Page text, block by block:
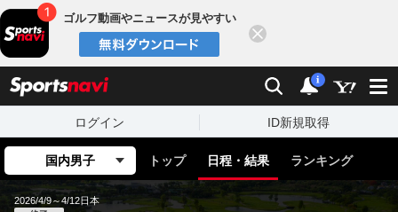
ゴルフ動画やニュースが見やすい
検索 通知
i
ログイン ID新規取得
国内男子 トップ 日程・結果 ランキング
2026/4/9～4/12日本